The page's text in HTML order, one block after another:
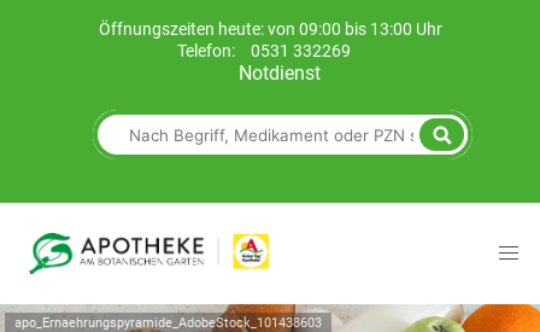
Öffnungszeiten heute: von 09:00 bis 13:00 Uhr
Telefon:
0531 332269
Notdienst
apo_Ernaehrungspyramide_AdobeStock_101438603